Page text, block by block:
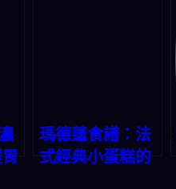
瑪德蓮食譜：法
式經典小蛋糕的